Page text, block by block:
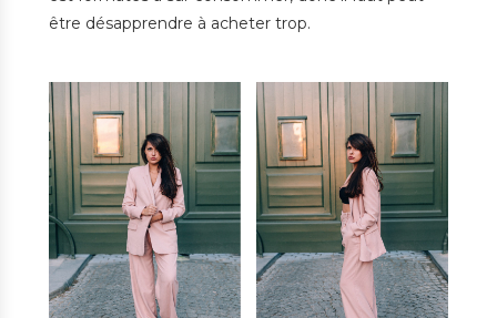
être désapprendre à acheter trop.